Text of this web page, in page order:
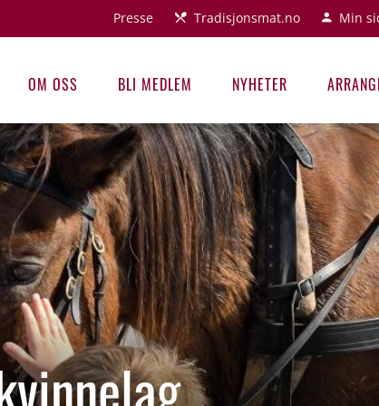
Presse Tradisjonsmat.no Min
OM OSS BLI MEDLEM NYHETER